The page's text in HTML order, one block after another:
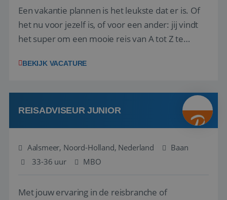
Een vakantie plannen is het leukste dat er is. Of
het nu voor jezelf is, of voor een ander: jij vindt
het super om een mooie reis van A tot Z te
vakantiegangers de meest prachtige plekjes op
werken: of het nu gaat om vragen ...
BEKIJK VACATURE
REISADVISEUR JUNIOR
Aalsmeer, Noord-Holland, Nederland
Baan
33-36 uur
MBO
Met jouw ervaring in de reisbranche of